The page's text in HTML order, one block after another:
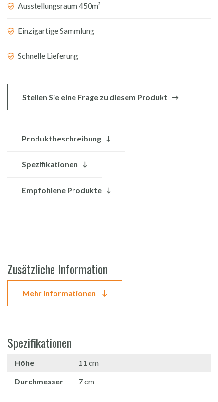
Ausstellungsraum 450m²
Einzigartige Sammlung
Schnelle Lieferung
Stellen Sie eine Frage zu diesem Produkt
Produktbeschreibung
Spezifikationen
Empfohlene Produkte
Zusätzliche Information
Mehr Informationen
Spezifikationen
Höhe
11 cm
Durchmesser
7 cm